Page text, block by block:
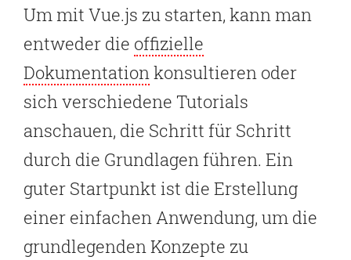
Um mit Vue.js zu starten, kann man
entweder die offizielle
Dokumentationkonsultieren oder
sich verschiedene Tutorials
anschauen, die Schritt für Schritt
durch die Grundlagen führen. Ein
guter Startpunkt ist die Erstellung
einer einfachen Anwendung, um die
grundlegenden Konzepte zu